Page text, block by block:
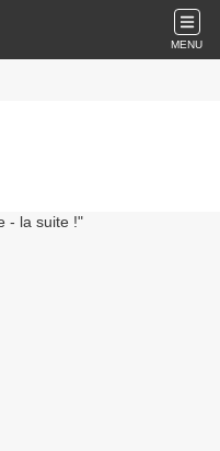
MENU